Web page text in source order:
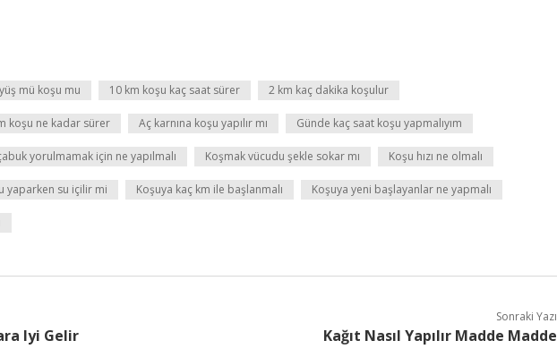
mü koşu mu 10 km koşu kaç saat sürer 2 km kaç dakika koşulur
koşu ne kadar sürer Aç karnına koşu yapılır mı Günde kaç saat koşu yapmalıyım
yorulmamak için ne yapılmalı Koşmak vücudu şekle sokar mı Koşu hızı ne olmalı
yaparken su içilir mi Koşuya kaç km ile başlanmalı Koşuya yeni başlayanlar ne yapmalı
Iyi Gelir
Sonraki Yazı
Kağıt Nasıl Yapılır Madde Madde